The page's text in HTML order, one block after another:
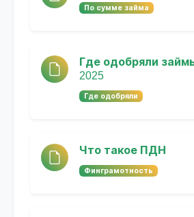
По сумме займа
Где одобряли
2025
Где одобряли
Что такое ПДН
Финграмотность